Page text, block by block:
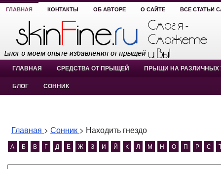
ГЛАВНАЯ КОНТАКТЫ ОБ АВТОРЕ О САЙТЕ ВСЕ СТАТЬИ
ГЛАВНАЯ СРЕДСТВА ОТ ПРЫЩЕЙ ПРЫЩИ НА РАЗЛИЧНЫХ
БЛОГ СОННИК
Главная > Сонник > Находить гнездо
А Б В Г Д Е Ж З И Й К Л М Н О П Р С